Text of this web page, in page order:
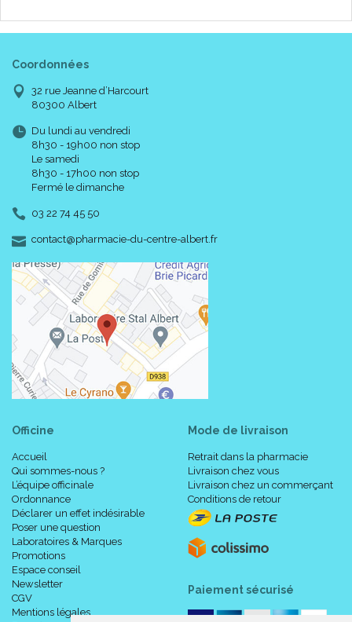
Coordonnées
32 rue Jeanne d’Harcourt
80300 Albert
Du lundi au vendredi
8h30 - 19h00 non stop
Le samedi
8h30 - 17h00 non stop
Fermé le dimanche
03 22 74 45 50
contact-
@-
pharmacie-du-centre-albert.fr
Officine
Accueil
Qui sommes-nous ?
L’équipe officinale
Ordonnance
Déclarer un effet indésirable
Poser une question
Laboratoires & Marques
Promotions
Espace conseil
Newsletter
CGV
Mentions légales
Mode de livraison
Retrait dans la pharmacie
Livraison chez vous
Livraison chez un commerçant
Conditions de retour
Paiement sécurisé